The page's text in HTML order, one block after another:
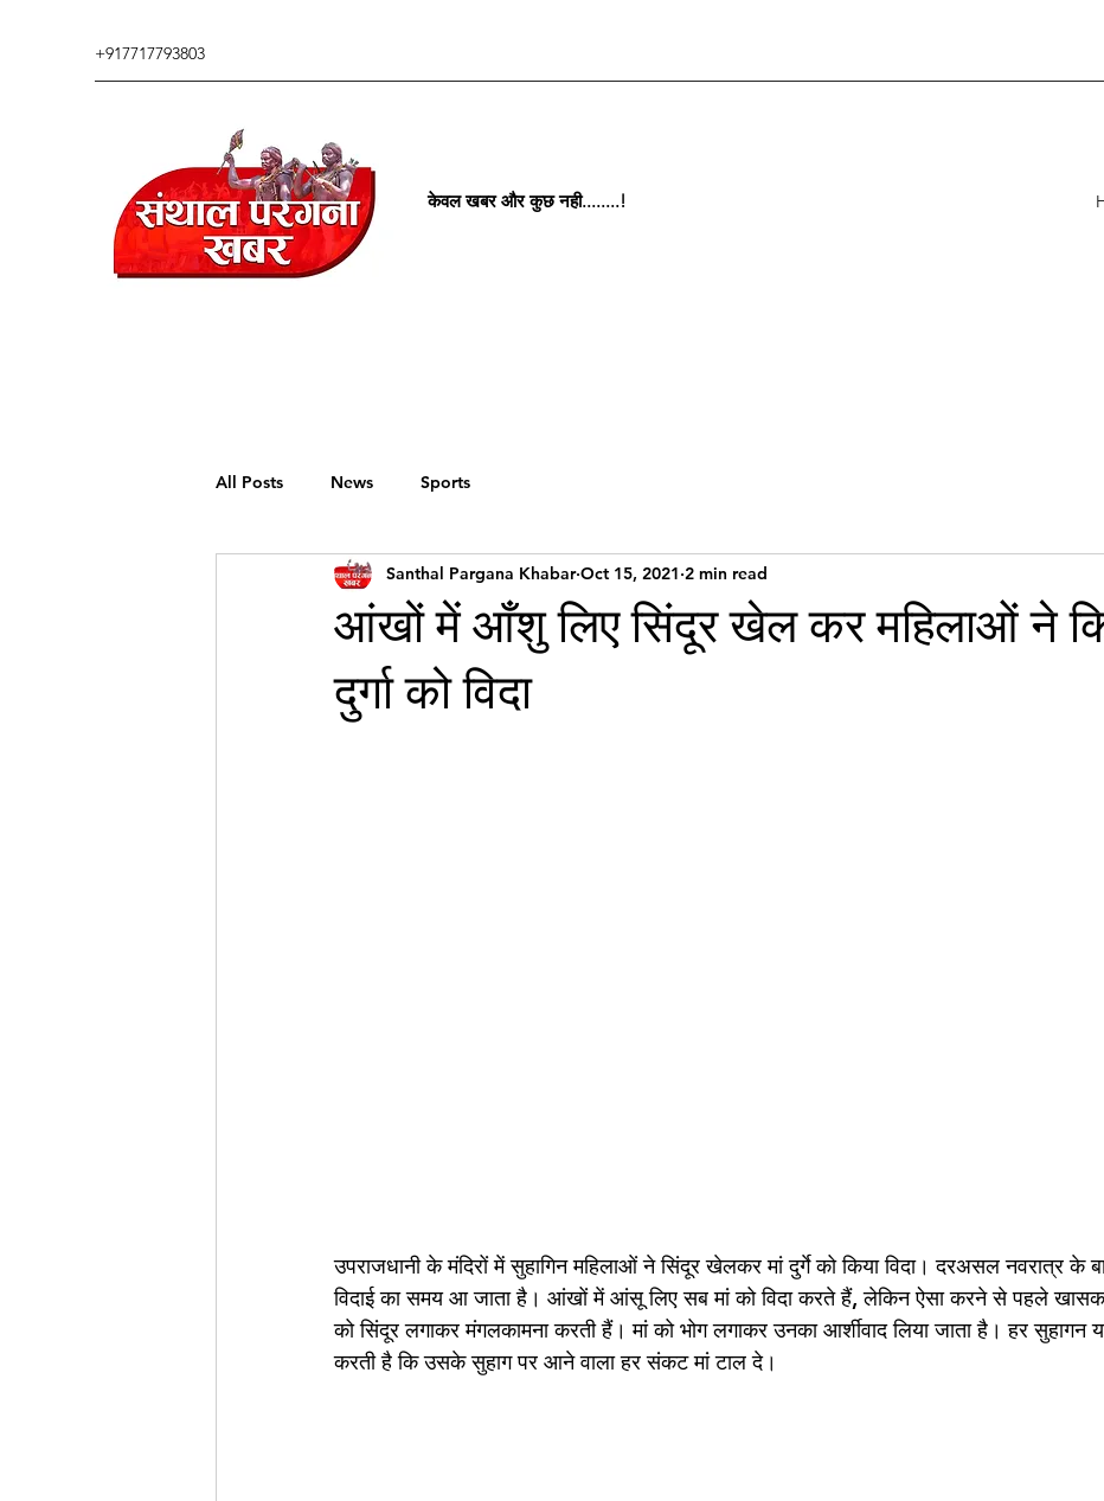
+917717793803
केवल खबर और कुछ नही........!
All Posts News Sports
आंखों में आँशु लिए सिंदूर खेल कर महिलाओं ने
दुर्गा को विदा
Santhal Pargana Khabar Oct 15, 2021 2 min read
उपराजधानी के मंदिरों में सुहागिन महिलाओं ने सिंदूर खेलकर मां दुर्गे को किया विदा। दरअसल नवरात्र के
विदाई का समय आ जाता है। आंखों में आंसू लिए सब मां को विदा करते हैं, लेकिन ऐसा करने से पहले
को सिंदूर लगाकर मंगलकामना करती हैं। मां को भोग लगाकर उनका आर्शीवाद लिया जाता है। हर सुहागन
करती है कि उसके सुहाग पर आने वाला हर संकट मां टाल दे।